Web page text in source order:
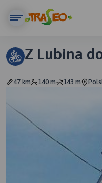
Z Lubina
47 km 140 m 143 m